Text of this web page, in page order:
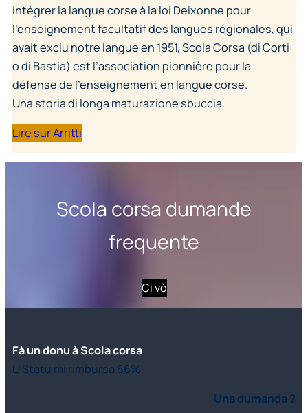
intégrer la langue corse à la loi Deixonne pour
l’enseignement facultatif des langues régionales, qui
avait exclu notre langue en 1951, Scola Corsa (di Corti
o di Bastia) est l’association pionnière pour la
défense de l’enseignement en langue corse.
Una storia di longa maturazione sbuccia.
Lire sur Arritti
Scola corsa dumande
frequente
Ci vò
Fà un donu à Scola corsa
U Statu mi rimbursa 66%
Una dumanda ?